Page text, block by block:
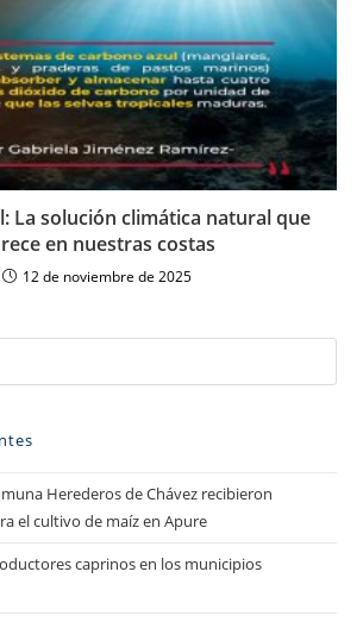
La solución climática natural que
en nuestras costas
12 de noviembre de 2025
Herederos de Chávez recibieron
el cultivo de maíz en Apure
caprinos en los municipios